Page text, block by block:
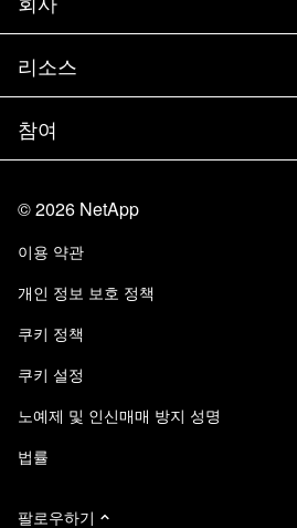
파트너 찾기
경영진 브리핑
제품 소개
교육
설명서
커뮤니티
알아보기
회사
파트너
채용
Trust Center
책임 및 지속가능성
품질 인증
NetApp Instaclustr
리소스
뉴스룸
이벤트
블로그
고객 경험
고객 사례
참여
사이트 피드백
액세스 가능성
이메일 구독
©2026 NetApp
이용 약관
개인 정보 보호 정책
쿠키 정책
쿠키 설정
노예제 및 인신매매 방지 성명
법률
팔로우하기